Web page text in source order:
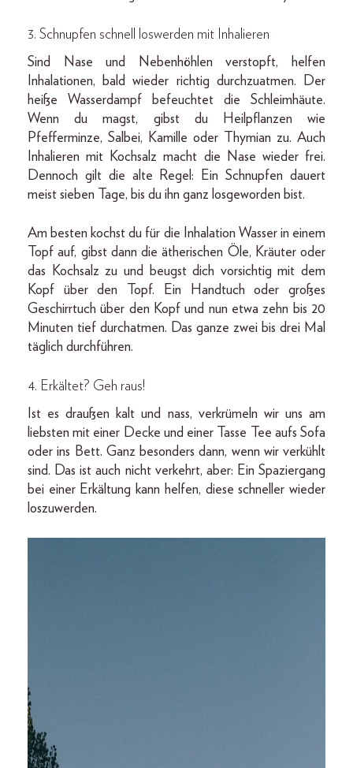
3. Schnupfen schnell loswerden mit Inhalieren
Sind Nase und Nebenhöhlen verstopft, helfen
Inhalationen, bald wieder richtig durchzuatmen. Der
heiße Wasserdampf befeuchtet die Schleimhäute.
Wenn du magst, gibst du Heilpflanzen wie
Pfefferminze, Salbei, Kamille oder Thymian zu. Auch
Inhalieren mit Kochsalz macht die Nase wieder frei.
Dennoch gilt die alte Regel: Ein Schnupfen dauert
meist sieben Tage, bis du ihn ganz losgeworden bist.
Am besten kochst du für die Inhalation Wasser in einem
Topf auf, gibst dann die ätherischen Öle, Kräuter oder
das Kochsalz zu und beugst dich vorsichtig mit dem
Kopf über den Topf. Ein Handtuch oder großes
Geschirrtuch über den Kopf und nun etwa zehn bis 20
Minuten tief durchatmen. Das ganze zwei bis drei Mal
täglich durchführen.
4. Erkältet? Geh raus!
Ist es draußen kalt und nass, verkrümeln wir uns am
liebsten mit einer Decke und einer Tasse Tee aufs Sofa
oder ins Bett. Ganz besonders dann, wenn wir verkühlt
sind. Das ist auch nicht verkehrt, aber: Ein Spaziergang
bei einer Erkältung kann helfen, diese schneller wieder
loszuwerden.